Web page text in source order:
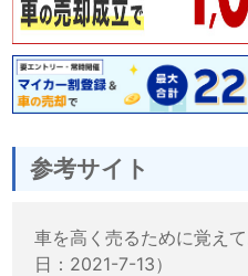
参考サイト
車を高く売るために覚え
日：2021-7-13）